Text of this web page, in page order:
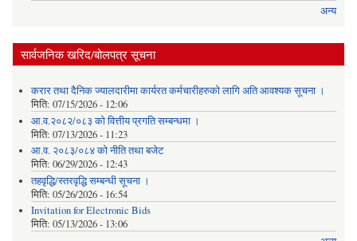
अन्य
सार्वजनिक खरिद/बोलपत्र सूचना
करार तथा दैनिक ज्यालदारीमा कार्यरत कर्मचारीहरुको लागि अति आवश्यक सूचना ।
मिति: 07/15/2026 - 12:06
आ.व.२०८२/०८३ को वित्तीय प्रगति सम्बन्धमा ।
मिति: 07/13/2026 - 11:23
आ.व. २०८३/०८४ को नीति तथा बजेट
मिति: 06/29/2026 - 12:43
तहवृद्धि/स्तरवृद्धि सम्बन्धी सूचना ।
मिति: 05/26/2026 - 16:54
Invitation for Electronic Bids
मिति: 05/13/2026 - 13:06